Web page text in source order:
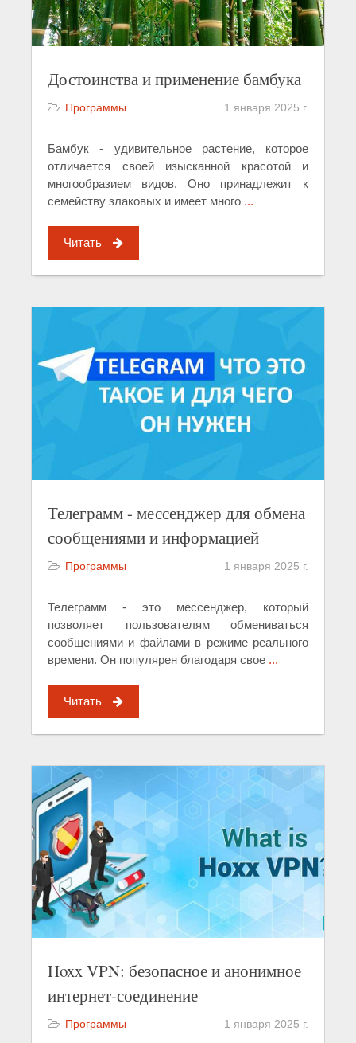
Достоинства и применение бамбука
Программы 1 января 2025 г.
Бамбук - удивительное растение, которое
отличается своей изысканной красотой и
многообразием видов. Оно принадлежит к
семейству злаковых и имеет много ...
Читать
Телеграмм - мессенджер для обмена
сообщениями и информацией
Программы 1 января 2025 г.
Телеграмм - это мессенджер, который
позволяет пользователям обмениваться
сообщениями и файлами в режиме реального
времени. Он популярен благодаря свое ...
Читать
Hoxx VPN: безопасное и анонимное
интернет-соединение
Программы 1 января 2025 г.